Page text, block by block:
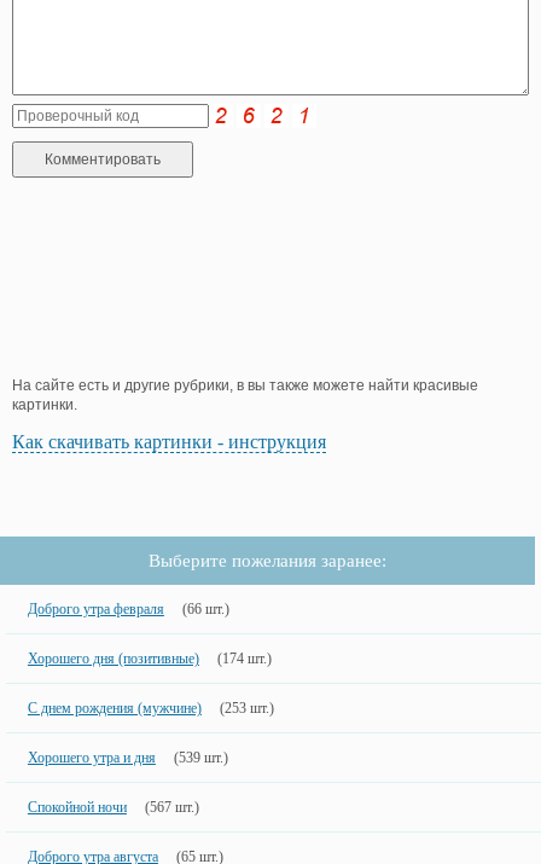
На сайте есть и другие рубрики, в вы также можете найти красивые
картинки.
Как скачивать картинки - инструкция
Выберите пожелания заранее:
Доброго утра февраля (66 шт.)
Хорошего дня (позитивные) (174 шт.)
С днем рождения (мужчине) (253 шт.)
Хорошего утра и дня (539 шт.)
Спокойной ночи (567 шт.)
Доброго утра августа (65 шт.)